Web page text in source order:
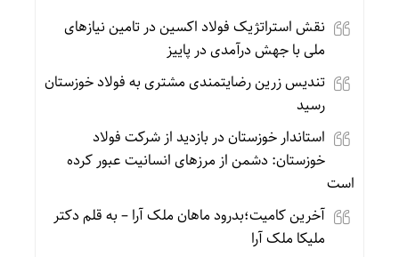
نقش استراتژیک فولاد اکسین در تامین نیازهای
ملی با جهش درآمدی در پاییز
تندیس زرین رضایتمندی مشتری به فولاد خوزستان
رسید
استاندار خوزستان در بازدید از شرکت فولاد
خوزستان: دشمن از مرزهای انسانیت عبور کرده
است
آخرین کامیت؛بدرود ماهان ملک آرا – به قلم دکتر
ملیکا ملک آرا